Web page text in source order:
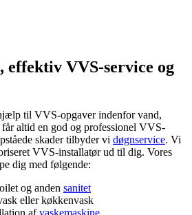
VVS-service og
til VVS-opgaver indenfor vand,
altid en god og professionel VVS-
skader tilbyder vi døgnservice. Vi
VVS-installatør ud til dig. Vores
dig med følgende:
og anden sanitet
eller køkkenvask
afvaskemaskine